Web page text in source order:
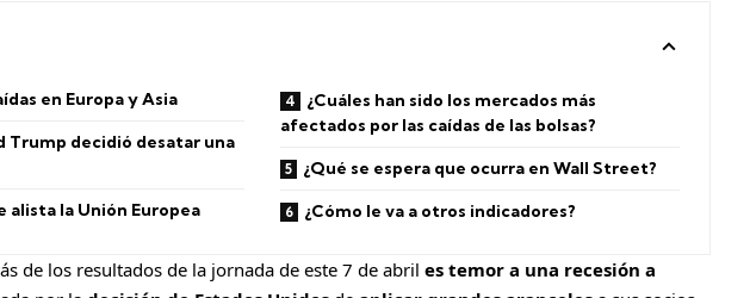
en Europa y Asia
Trump decidió desatar una
alista la Unión Europea
¿Cuáles han sido los mercados más
afectados por las caídas de las bolsas?
¿Qué se espera que ocurra en Wall Street?
¿Cómo le va a otros indicadores?
de los resultados de la jornada de este 7 de abril es temor a una recesión a